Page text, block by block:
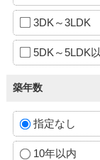
3DK～3LDK
5DK～5LDK
築年数
指定なし
10年以内